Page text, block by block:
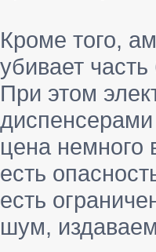
Кроме того,
убивает
При этом
цена немного
есть
есть
шум,